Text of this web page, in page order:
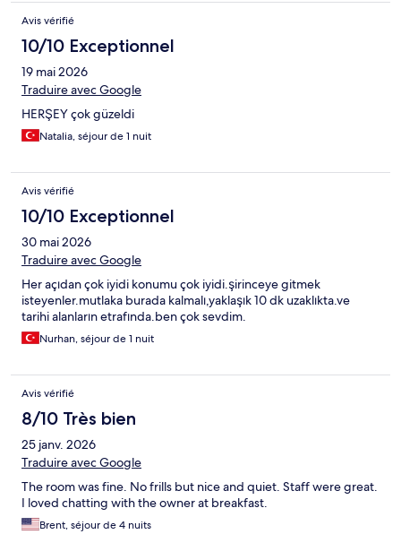
Avis vérifié
10/10 Exceptionnel
19 mai 2026
Traduire avec Google
HERŞEY çok güzeldi
Natalia, séjour de 1 nuit
Avis vérifié
10/10 Exceptionnel
30 mai 2026
Traduire avec Google
Her açıdan çok iyidi konumu çok iyidi.şirinceye gitmek
isteyenler.mutlaka burada kalmalı,yaklaşık 10 dk uzaklıkta.ve
tarihi alanların etrafında.ben çok sevdim.
Nurhan, séjour de 1 nuit
Avis vérifié
8/10 Très bien
25 janv. 2026
Traduire avec Google
The room was fine. No frills but nice and quiet. Staff were great.
I loved chatting with the owner at breakfast.
Brent, séjour de 4 nuits